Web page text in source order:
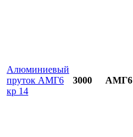
Алюминиевый
пруток АМГ6
кр 14
3000 АМГ6